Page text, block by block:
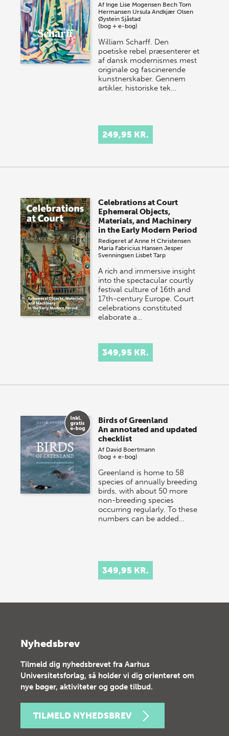
Af Inge Lise Mogensen Bech Tom
Hermansen Ursula Andkjær Olsen
Øystein Sjåstad
(bog + e-bog)
William Scharff. Den
poetiske rebel præsenterer et
af dansk modernismes mest
originale og fascinerende
kunstnerskaber. Gennem
artikler, historiske tek…
249,95 KR.
Celebrations at Court
Ephemeral Objects,
Materials, and Machinery
in the Early Modern Period
Redigeret afAnne H Christensen
Maria Fabricius Hansen Jesper
Svenningsen Lisbet Tarp
A rich and immersive insight
into the spectacular courtly
festival culture of 16th and
17th-century Europe. Court
celebrations constituted
elaborate a…
349,95 KR.
Birds of Greenland
An annotated and updated
checklist
Af David Boertmann
(bog + e-bog)
Greenland is home to 58
species of annually breeding
birds, with about 50 more
non-breeding species
occurring regularly. To these
numbers can be added…
349,95 KR.
Nyhedsbrev
Tilmeld dig nyhedsbrevet fra Aarhus
Universitetsforlag, så holder vi dig orienteret om
nye bøger, aktiviteter og gode tilbud.
TILMELD NYHEDSBREV